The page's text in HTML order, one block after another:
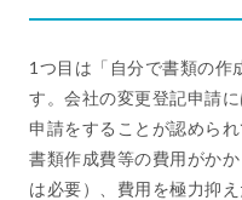
1つ目は「自分で書類の作
す。会社の変更登記申請
申請をすることが認めら
書類作成費等の費用がか
は必要）、費用を極力抑